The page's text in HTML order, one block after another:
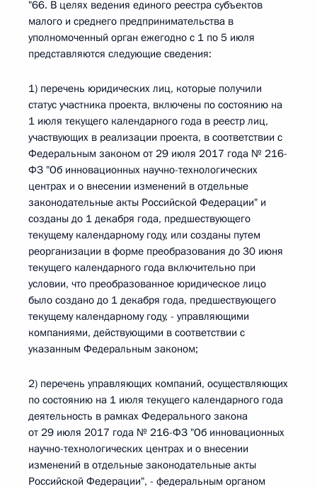
"66. В целях ведения единого реестра субъектов
малого и среднего предпринимательства в
уполномоченный орган ежегодно с 1 по 5 июля
представляются следующие сведения:
1) перечень юридических лиц, которые получили
статус участника проекта, включены по состоянию на
1 июля текущего календарного года в реестр лиц,
участвующих в реализации проекта, в соответствии с
Федеральным законом от 29 июля 2017 года № 216-
ФЗ "Об инновационных научно-технологических
центрах и о внесении изменений в отдельные
законодательные акты Российской Федерации" и
созданы до 1 декабря года, предшествующего
текущему календарному году, или созданы путем
реорганизации в форме преобразования до 30 июня
текущего календарного года включительно при
условии, что преобразованное юридическое лицо
было создано до 1 декабря года, предшествующего
текущему календарному году, - управляющими
компаниями, действующими в соответствии с
указанным Федеральным законом;
2) перечень управляющих компаний, осуществляющих
по состоянию на 1 июля текущего календарного года
деятельность в рамках Федерального закона
от 29 июля 2017 года № 216-ФЗ "Об инновационных
научно-технологических центрах и о внесении
изменений в отдельные законодательные акты
Российской Федерации", - федеральным органом